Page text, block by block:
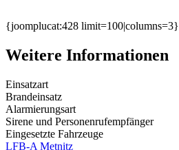
{joomplucat:428 limit=100|columns=3}
Weitere Informationen
Einsatzart
Brandeinsatz
Alarmierungsart
Sirene und Personenrufempfänger
Eingesetzte Fahrzeuge
LFB-A Metnitz